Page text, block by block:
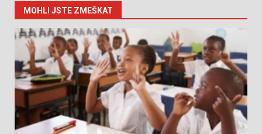
MOHLI JSTE ZMEŠKAT